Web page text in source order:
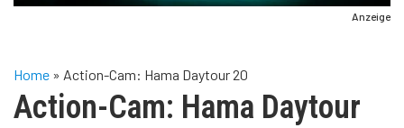
Anzeige
Home » Action-Cam: Hama Daytour 20
Action-Cam: Hama Daytour